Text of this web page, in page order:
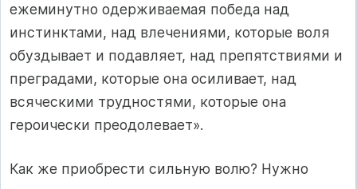
ежеминутно одерживаемая победа над
инстинктами, над влечениями, которые воля
обуздывает и подавляет, над препятствиями и
преградами, которые она осиливает, над
всяческими трудностями, которые она
героически преодолевает».
Как же приобрести сильную волю? Нужно